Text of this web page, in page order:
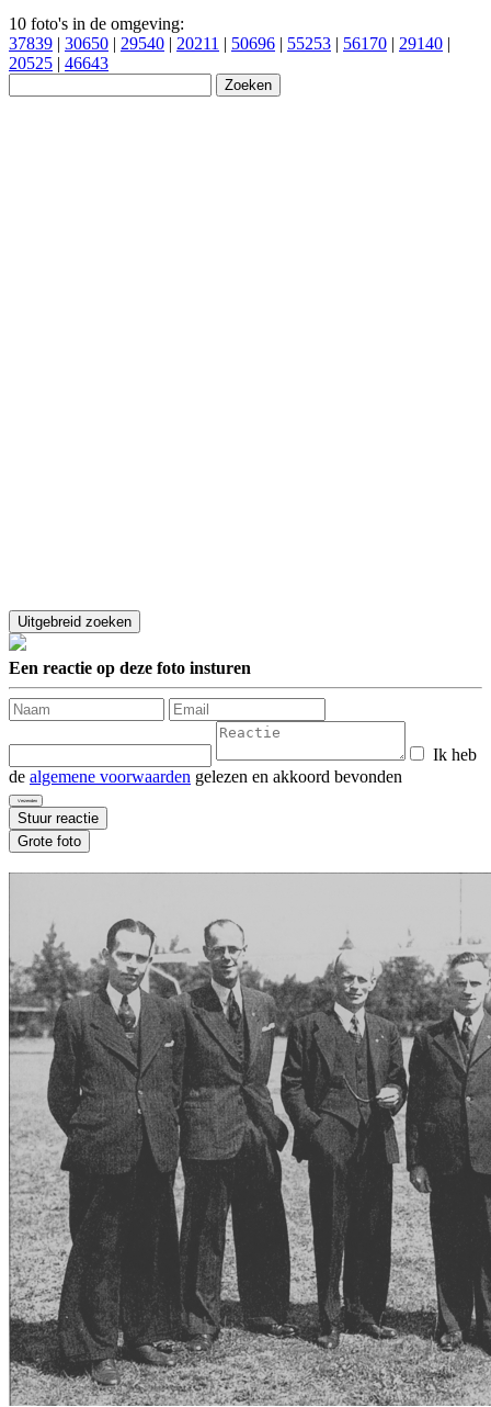
10 foto's in de omgeving:
37839 | 30650 | 29540 | 20211 | 50696 | 55253 | 56170 | 29140 |
20525 | 46643
Een reactie op deze foto insturen
Ik heb
de algemene voorwaarden gelezen en akkoord bevonden